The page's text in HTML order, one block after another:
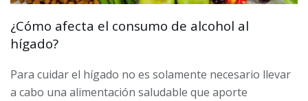
¿Cómo afecta el consumo de alcohol al
hígado?
Para cuidar el hígado no es solamente necesario llevar
a cabo una alimentación saludable que aporte